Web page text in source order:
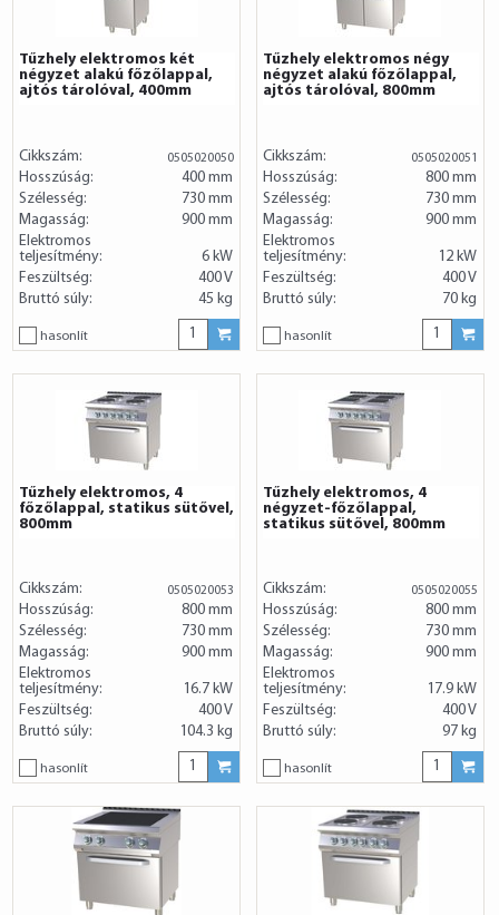
Tűzhely elektromos két
négyzet alakú főzőlappal,
ajtós tárolóval, 400mm
Cikkszám: 0505020050
Hosszúság:
400 mm
Szélesség:
730 mm
Magasság:
900 mm
Elektromos
teljesítmény:
6 kW
Feszültség:
400 V
Bruttó súly:
45 kg
hasonlít
Tűzhely elektromos négy
négyzet alakú főzőlappal,
ajtós tárolóval, 800mm
Cikkszám: 0505020051
Hosszúság:
800 mm
Szélesség:
730 mm
Magasság:
900 mm
Elektromos
teljesítmény:
12 kW
Feszültség:
400 V
Bruttó súly:
70 kg
hasonlít
Tűzhely elektromos, 4
főzőlappal, statikus sütővel,
800mm
Cikkszám: 0505020053
Hosszúság:
800 mm
Szélesség:
730 mm
Magasság:
900 mm
Elektromos
teljesítmény:
16.7 kW
Feszültség:
400 V
Bruttó súly:
104.3 kg
hasonlít
Tűzhely elektromos, 4
négyzet-főzőlappal,
statikus sütővel, 800mm
Cikkszám: 0505020055
Hosszúság:
800 mm
Szélesség:
730 mm
Magasság:
900 mm
Elektromos
teljesítmény:
17.9 kW
Feszültség:
400 V
Bruttó súly:
97 kg
hasonlít